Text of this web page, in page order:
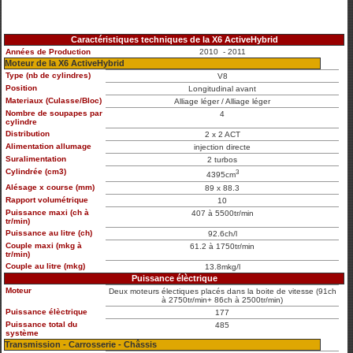
Caractéristiques techniques de la X6 ActiveHybrid
Années de Production 2010 - 2011
Moteur de la X6 ActiveHybrid
Type (nb de cylindres)
V8
Position
Longitudinal avant
Materiaux (Culasse/Bloc)
Alliage léger / Alliage léger
Nombre de soupapes par
cylindre
4
Distribution
2 x 2 ACT
Alimentation allumage
injection directe
Suralimentation
2 turbos
Cylindrée (cm3)
4395cm3
Alésage x course (mm)
89 x 88.3
Rapport volumétrique
10
Puissance maxi (ch à
tr/min)
407 à 5500tr/min
Puissance au litre (ch)
92.6ch/l
Couple maxi (mkg à
tr/min)
61.2 à 1750tr/min
Couple au litre (mkg) 13.8mkg/l
Puissance élèctrique
Moteur
Deux moteurs électiques placés dans la boite de vitesse (91ch
à 2750tr/min+ 86ch à 2500tr/min)
Puissance élèctrique
177
Puissance total du
système
485
Transmission - Carrosserie - Châssis